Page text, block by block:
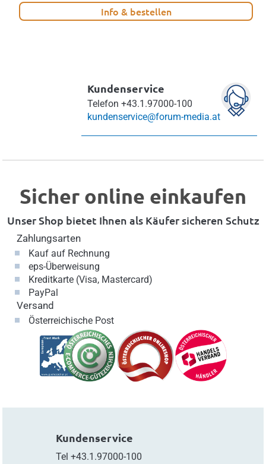
Info & bestellen
Kundenservice
Telefon +43.1.97000-100
kundenservice@forum-media.at
Sicher online einkaufen
Unser Shop bietet Ihnen als Käufer sicheren Schutz
Zahlungsarten
Kauf auf Rechnung
eps-Überweisung
Kreditkarte (Visa, Mastercard)
PayPal
Versand
Österreichische Post
Kundenservice
Tel +43.1.97000-100